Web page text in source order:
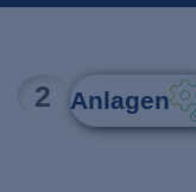
2 Anlagen